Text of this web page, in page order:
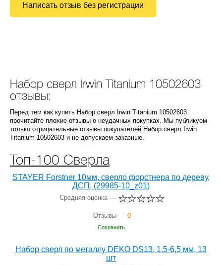
Написать отзыв без регистрации
Набор сверл Irwin Titanium 10502603
отзывы:
Перед тем как купить Набор сверл Irwin Titanium 10502603
прочитайте плохие отзывы о неудачных покупках. Мы публикуем
только отрицательные отзывы покупателей Набор сверл Irwin
Titanium 10502603 и не допускаем заказные.
Топ-100 Сверла
STAYER Forstner 10мм, сверло форстнера по дереву,
ДСП, (29985-10_z01)
Средняя оценка —
Отзывы — 0
Сохранить
Набор сверл по металлу DEKO DS13, 1,5-6,5 мм, 13
шт